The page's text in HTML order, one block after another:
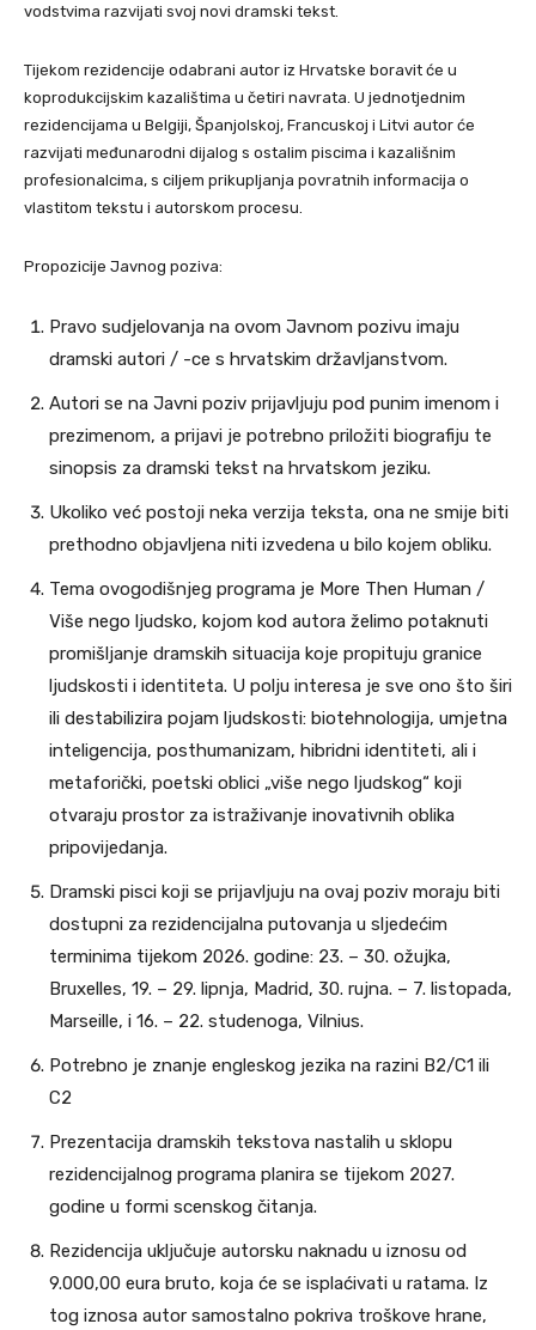
vodstvima razvijati svoj novi dramski tekst.
Tijekom rezidencije odabrani autor iz Hrvatske boravit će u
koprodukcijskim kazalištima u četiri navrata. U jednotjednim
rezidencijama u Belgiji, Španjolskoj, Francuskoj i Litvi autor će
razvijati međunarodni dijalog s ostalim piscima i kazališnim
profesionalcima, s ciljem prikupljanja povratnih informacija o
vlastitom tekstu i autorskom procesu.
Propozicije Javnog poziva:
Pravo sudjelovanja na ovom Javnom pozivu imaju
dramski autori / -ce s hrvatskim državljanstvom.
Autori se na Javni poziv prijavljuju pod punim imenom i
prezimenom, a prijavi je potrebno priložiti biografiju te
sinopsis za dramski tekst na hrvatskom jeziku.
Ukoliko već postoji neka verzija teksta, ona ne smije biti
prethodno objavljena niti izvedena u bilo kojem obliku.
Tema ovogodišnjeg programa je More Then Human /
Više nego ljudsko, kojom kod autora želimo potaknuti
promišljanje dramskih situacija koje propituju granice
ljudskosti i identiteta. U polju interesa je sve ono što širi
ili destabilizira pojam ljudskosti: biotehnologija, umjetna
inteligencija, posthumanizam, hibridni identiteti, ali i
metaforički, poetski oblici „više nego ljudskog“ koji
otvaraju prostor za istraživanje inovativnih oblika
pripovijedanja.
Dramski pisci koji se prijavljuju na ovaj poziv moraju biti
dostupni za rezidencijalna putovanja u sljedećim
terminima tijekom 2026. godine: 23. – 30. ožujka,
Bruxelles, 19. – 29. lipnja, Madrid, 30. rujna. – 7. listopada,
Marseille, i 16. – 22. studenoga, Vilnius.
Potrebno je znanje engleskog jezika na razini B2/C1 ili
C2
Prezentacija dramskih tekstova nastalih u sklopu
rezidencijalnog programa planira se tijekom 2027.
godine u formi scenskog čitanja.
Rezidencija uključuje autorsku naknadu u iznosu od
9.000,00 eura bruto, koja će se isplaćivati u ratama. Iz
tog iznosa autor samostalno pokriva troškove hrane,